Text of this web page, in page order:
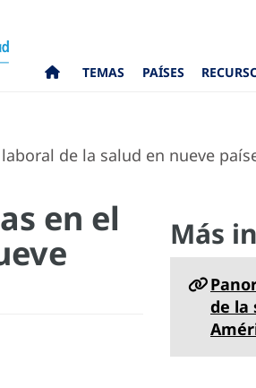
TEMAS PAÍSES
de la salud en nueve
en el Más
de la